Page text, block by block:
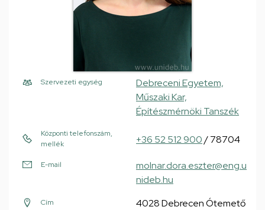
Szervezeti egység
Debreceni Egyetem,
Műszaki Kar,
Építészmérnöki Tanszék
Központi telefonszám,
mellék
+36 52 512 900/ 78704
E-mail
molnar.dora.eszter@eng.u
nideb.hu
Cím
4028 Debrecen Ótemető